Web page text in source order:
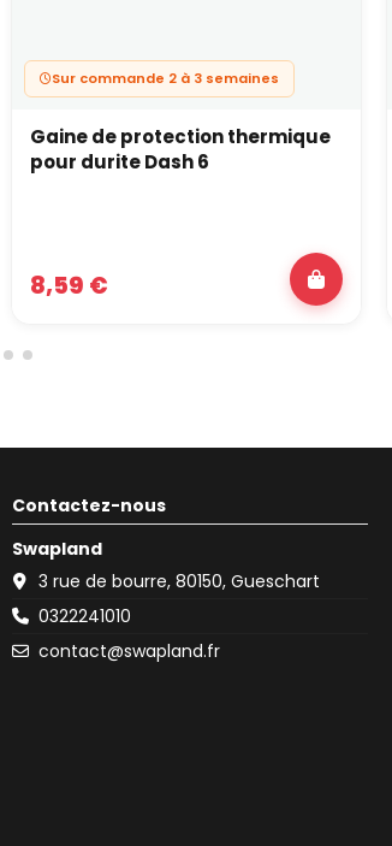
Sur commande 2 à 3 semaines
Gaine de protection thermique
pour durite Dash 6
8,59 €
Contactez-nous
Swapland
3 rue de bourre, 80150, Gueschart
0322241010
contact@swapland.fr